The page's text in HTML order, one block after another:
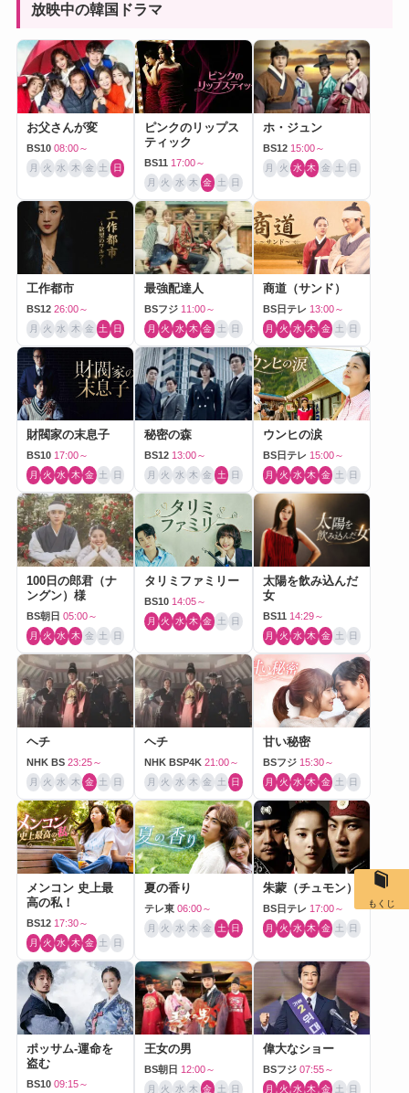
放映中の韓国ドラマ
お父さんが変
BS10 08:00～
月 火 水 木 金 土 日
ピンクのリップス
ティック
BS11 17:00～
月 火 水 木 金 土 日
ホ・ジュン
BS12 15:00～
月 火 水 木 金 土 日
工作都市
BS12 26:00～
月 火 水 木 金 土 日
最強配達人
BSフジ 11:00～
月 火 水 木 金 土 日
商道（サンド）
BS日テレ 13:00～
月 火 水 木 金 土 日
財閥家の末息子
BS10 17:00～
月 火 水 木 金 土 日
秘密の森
BS12 13:00～
月 火 水 木 金 土 日
ウンヒの涙
BS日テレ 15:00～
月 火 水 木 金 土 日
100日の郎君（ナ
ングン）様
BS朝日 05:00～
月 火 水 木 金 土 日
タリミファミリー
BS10 14:05～
月 火 水 木 金 土 日
太陽を飲み込んだ
女
BS11 14:29～
月 火 水 木 金 土 日
ヘチ
NHK BS 23:25～
月 火 水 木 金 土 日
ヘチ
NHK BSP4K 21:00～
月 火 水 木 金 土 日
甘い秘密
BSフジ 15:30～
月 火 水 木 金 土 日
メンコン 史上最
高の私！
BS12 17:30～
月 火 水 木 金 土 日
夏の香り
テレ東 06:00～
月 火 水 木 金 土 日
朱蒙（チュモン）
BS日テレ 17:00～
月 火 水 木 金 土 日
ポッサム-運命を
盗む
BS10 09:15～
王女の男
BS朝日 12:00～
月 火 水 木 金 土 日
偉大なショー
BSフジ 07:55～
月 火 水 木 金 土 日
もくじ